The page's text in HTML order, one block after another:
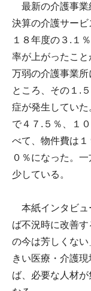
最新の介護事業
決算の介護サービ
１８年度の３.１
率が上がったこ
万弱の介護事業
ところ、その１.
症が発生してい
で４７.５％、１
べて、物件費は
０％になった。
少している。
本紙インタビュ
ば不況時に改善
の今は芳しくな
きい医療・介護
ば、必要な人材